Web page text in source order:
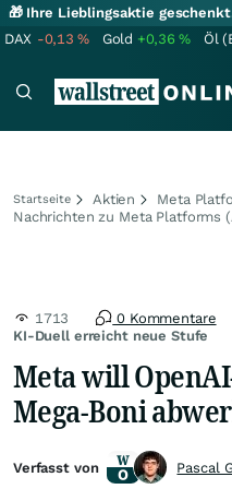
🎁 Ihre Lieblingsaktie
DAX -0,13% Gold +0,36% Öl
Startseite Aktien
Meta
Nachrichten zu Meta Platforms
KI-Duell erreicht neue Stufe
1713 0 Kommentare
Meta will
Mega-Boni
Verfasst von Pascal